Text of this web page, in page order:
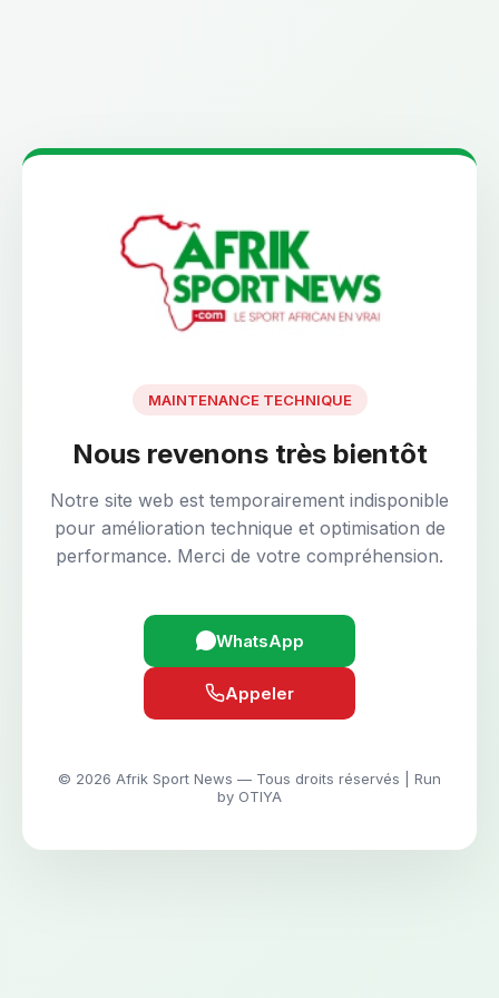
MAINTENANCE TECHNIQUE
Nous revenons très bientôt
Notre site web est temporairement indisponible
pour amélioration technique et optimisation de
performance. Merci de votre compréhension.
WhatsApp
Appeler
© 2026 Afrik Sport News — Tous droits réservés | Run
by OTIYA